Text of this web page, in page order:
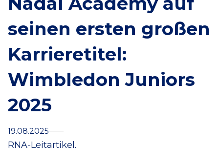
seinen ersten großen
Karrieretitel:
Wimbledon Juniors
2025
19.08.2025
RNA-Leitartikel.